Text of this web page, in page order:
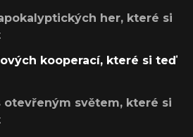
her, které si
kooperací, které si teď
otevřeným světem, které si